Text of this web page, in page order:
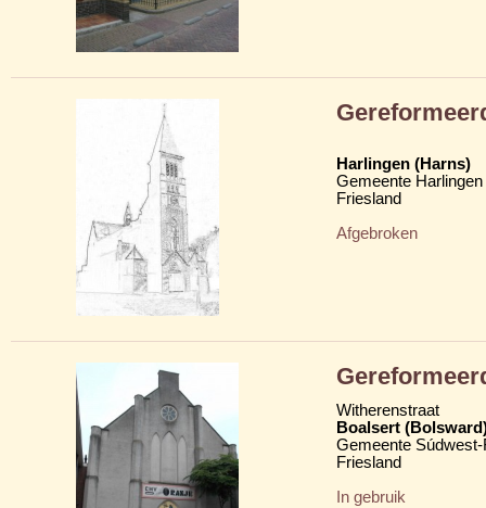
Harlingen (Harns)
Gemeente Harlingen
Friesland
Afgebroken
Witherenstraat
Boalsert
Gemeente
Friesland
In gebruik